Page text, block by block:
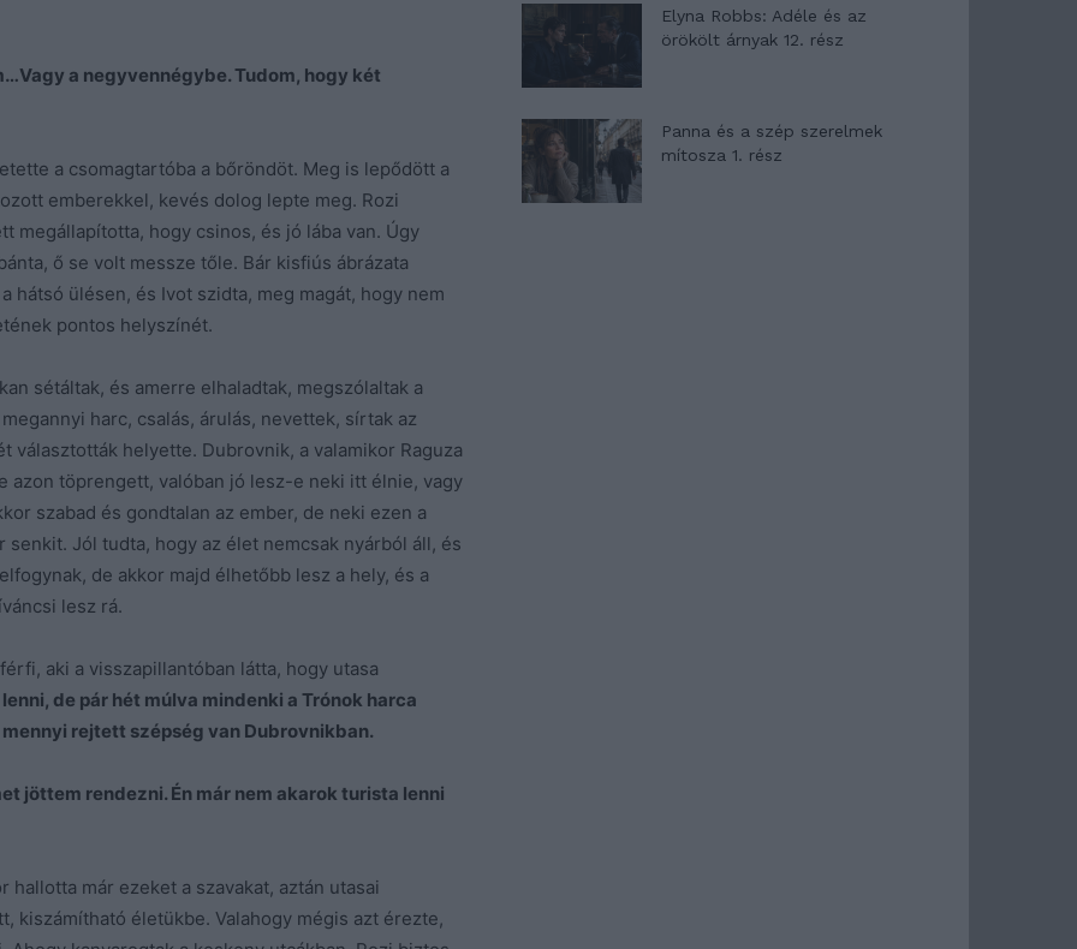
a negyvennégybe. Tudom, hogy két
a csomagtartóba a bőröndöt. Meg is lepődött a
emberekkel, kevés dolog lepte meg. Rozi
megállapította, hogy csinos, és jó lába van. Úgy
ő se volt messze tőle. Bár kisfiús ábrázata
hátsó ülésen, és Ivot szidta, meg magát, hogy nem
pontos helyszínét.
sétáltak, és amerre elhaladtak, megszólaltak a
harc, csalás, árulás, nevettek, sírtak az
választották helyette. Dubrovnik, a valamikor Raguza
azon töprengett, valóban jó lesz-e neki itt élnie, vagy
szabad és gondtalan az ember, de neki ezen a
Jól tudta, hogy az élet nemcsak nyárból áll, és
de akkor majd élhetőbb lesz a hely, és a
lesz rá.
aki a visszapillantóban látta, hogy utasa
de pár hét múlva mindenki a Trónok harca
rejtett szépség van Dubrovnikban.
jöttem rendezni. Én már nem akarok turista lenni
már ezeket a szavakat, aztán utasai
kiszámítható életükbe. Valahogy mégis azt érezte,
Elyna Robbs: Adéle és az
örökölt árnyak 12. rész
Panna és a szép szerelmek
mítosza 1. rész